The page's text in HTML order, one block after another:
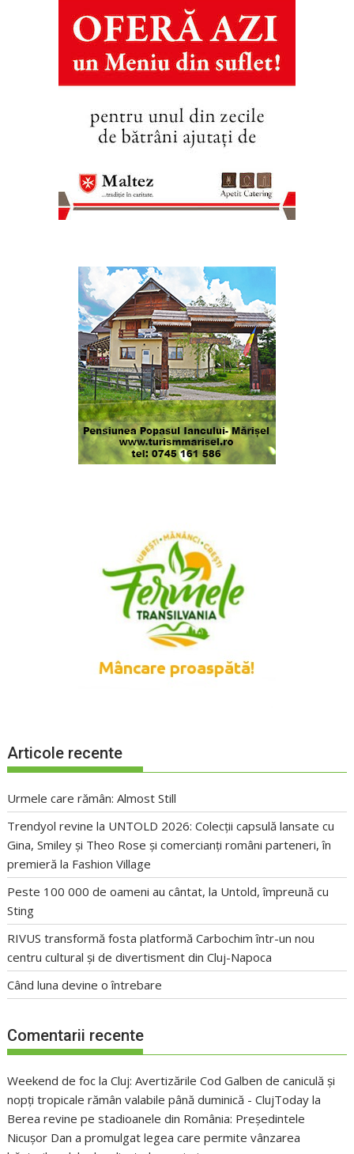
Articole recente
Urmele care rămân: Almost Still
Trendyol revine la UNTOLD 2026: Colecții capsulă lansate cu
Gina, Smiley și Theo Rose și comercianți români parteneri, în
premieră la Fashion Village
Peste 100 000 de oameni au cântat, la Untold, împreună cu
Sting
RIVUS transformă fosta platformă Carbochim într-un nou
centru cultural și de divertisment din Cluj-Napoca
Când luna devine o întrebare
Comentarii recente
Weekend de foc la Cluj: Avertizările Cod Galben de caniculă și
nopți tropicale rămân valabile până duminică - ClujToday la
Berea revine pe stadioanele din România: Președintele
Nicușor Dan a promulgat legea care permite vânzarea